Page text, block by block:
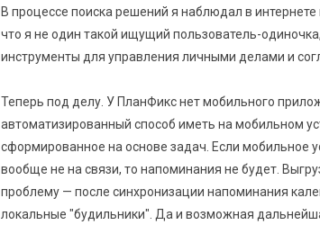
В процессе поиска решений я наблюдал в
что я не один такой ищущий пользователь-
инструменты для управления личными делами и
Теперь под делу. У ПланФикс нет мобильного
автоматизированный способ иметь на мобильном
сформированное на основе задач. Если мобильное
вообще не на связи, то напоминания не будет.
проблему — после синхронизации напоминания
локальные "будильники". Да и возможная